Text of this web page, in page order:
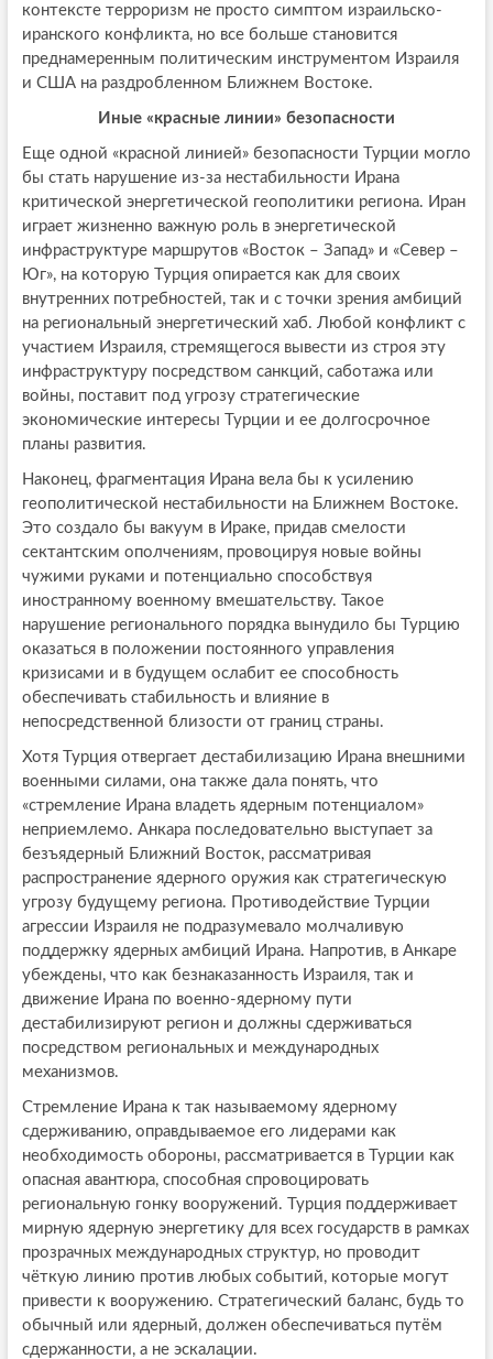
контексте терроризм не просто симптом израильско-
иранского конфликта, но все больше становится
преднамеренным политическим инструментом Израиля
и США на раздробленном Ближнем Востоке.
Иные «красные линии» безопасности
Еще одной «красной линией» безопасности Турции могло
бы стать нарушение из-за нестабильности Ирана
критической энергетической геополитики региона. Иран
играет жизненно важную роль в энергетической
инфраструктуре маршрутов «Восток – Запад» и «Север –
Юг», на которую Турция опирается как для своих
внутренних потребностей, так и с точки зрения амбиций
на региональный энергетический хаб. Любой конфликт с
участием Израиля, стремящегося вывести из строя эту
инфраструктуру посредством санкций, саботажа или
войны, поставит под угрозу стратегические
экономические интересы Турции и ее долгосрочное
планы развития.
Наконец, фрагментация Ирана вела бы к усилению
геополитической нестабильности на Ближнем Востоке.
Это создало бы вакуум в Ираке, придав смелости
сектантским ополчениям, провоцируя новые войны
чужими руками и потенциально способствуя
иностранному военному вмешательству. Такое
нарушение регионального порядка вынудило бы Турцию
оказаться в положении постоянного управления
кризисами и в будущем ослабит ее способность
обеспечивать стабильность и влияние в
непосредственной близости от границ страны.
Хотя Турция отвергает дестабилизацию Ирана внешними
военными силами, она также дала понять, что
«стремление Ирана владеть ядерным потенциалом»
неприемлемо. Анкара последовательно выступает за
безъядерный Ближний Восток, рассматривая
распространение ядерного оружия как стратегическую
угрозу будущему региона. Противодействие Турции
агрессии Израиля не подразумевало молчаливую
поддержку ядерных амбиций Ирана. Напротив, в Анкаре
убеждены, что как безнаказанность Израиля, так и
движение Ирана по военно-ядерному пути
дестабилизируют регион и должны сдерживаться
посредством региональных и международных
механизмов.
Стремление Ирана к так называемому ядерному
сдерживанию, оправдываемое его лидерами как
необходимость обороны, рассматривается в Турции как
опасная авантюра, способная спровоцировать
региональную гонку вооружений. Турция поддерживает
мирную ядерную энергетику для всех государств в рамках
прозрачных международных структур, но проводит
чёткую линию против любых событий, которые могут
привести к вооружению. Стратегический баланс, будь то
обычный или ядерный, должен обеспечиваться путём
сдержанности, а не эскалации.